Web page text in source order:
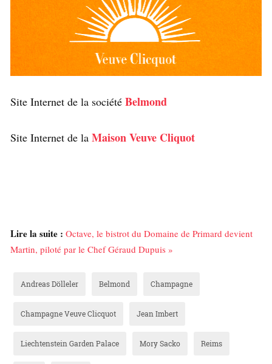
Site Internet de la société Belmond
Site Internet de la Maison Veuve Cliquot
Lire la suite : Octave, le bistrot du Domaine de Primard devient
Martin, piloté par le Chef Géraud Dupuis »
Andreas Dölleler Belmond Champagne
Champagne Veuve Clicquot Jean Imbert
Liechtenstein Garden Palace Mory Sacko Reims